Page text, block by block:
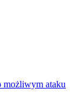
ataku